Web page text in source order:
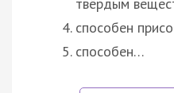
способен
способен…